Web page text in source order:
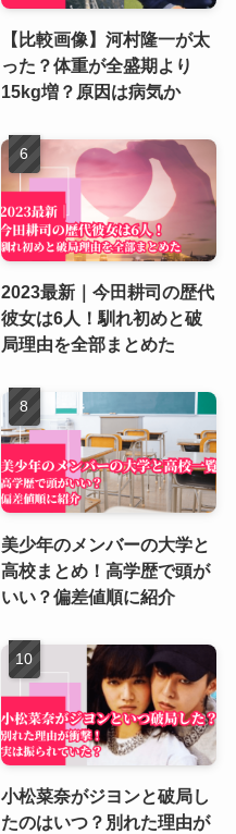
【比較画像】河村隆一が太
った？体重が全盛期より
15kg増？原因は病気か
2023最新｜今田耕司の歴代
彼女は6人！馴れ初めと破
局理由を全部まとめた
美少年のメンバーの大学と
高校まとめ！高学歴で頭が
いい？偏差値順に紹介
小松菜奈がジヨンと破局し
たのはいつ？別れた理由が